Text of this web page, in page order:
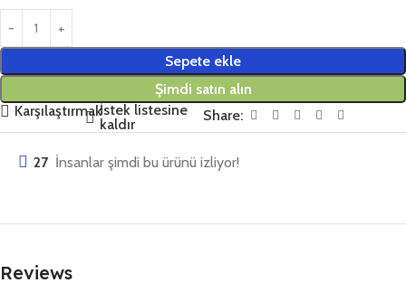
Sepete ekle
Şimdi satın alın
Karşılaştırmakİstek listesine
kaldır
Share:
27 İnsanlar şimdi bu ürünü izliyor!
Reviews